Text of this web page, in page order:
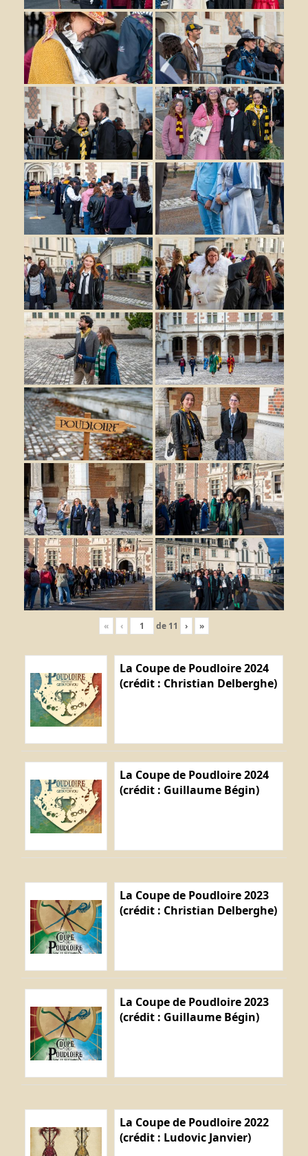
« ‹ de 11 › »
La Coupe de Poudloire 2024
(crédit : Christian Delberghe)
La Coupe de Poudloire 2024
(crédit : Guillaume Bégin)
La Coupe de Poudloire 2023
(crédit : Christian Delberghe)
La Coupe de Poudloire 2023
(crédit : Guillaume Bégin)
La Coupe de Poudloire 2022
(crédit : Ludovic Janvier)